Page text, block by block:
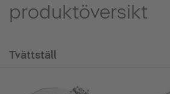
produktöversikt
Tvättställ